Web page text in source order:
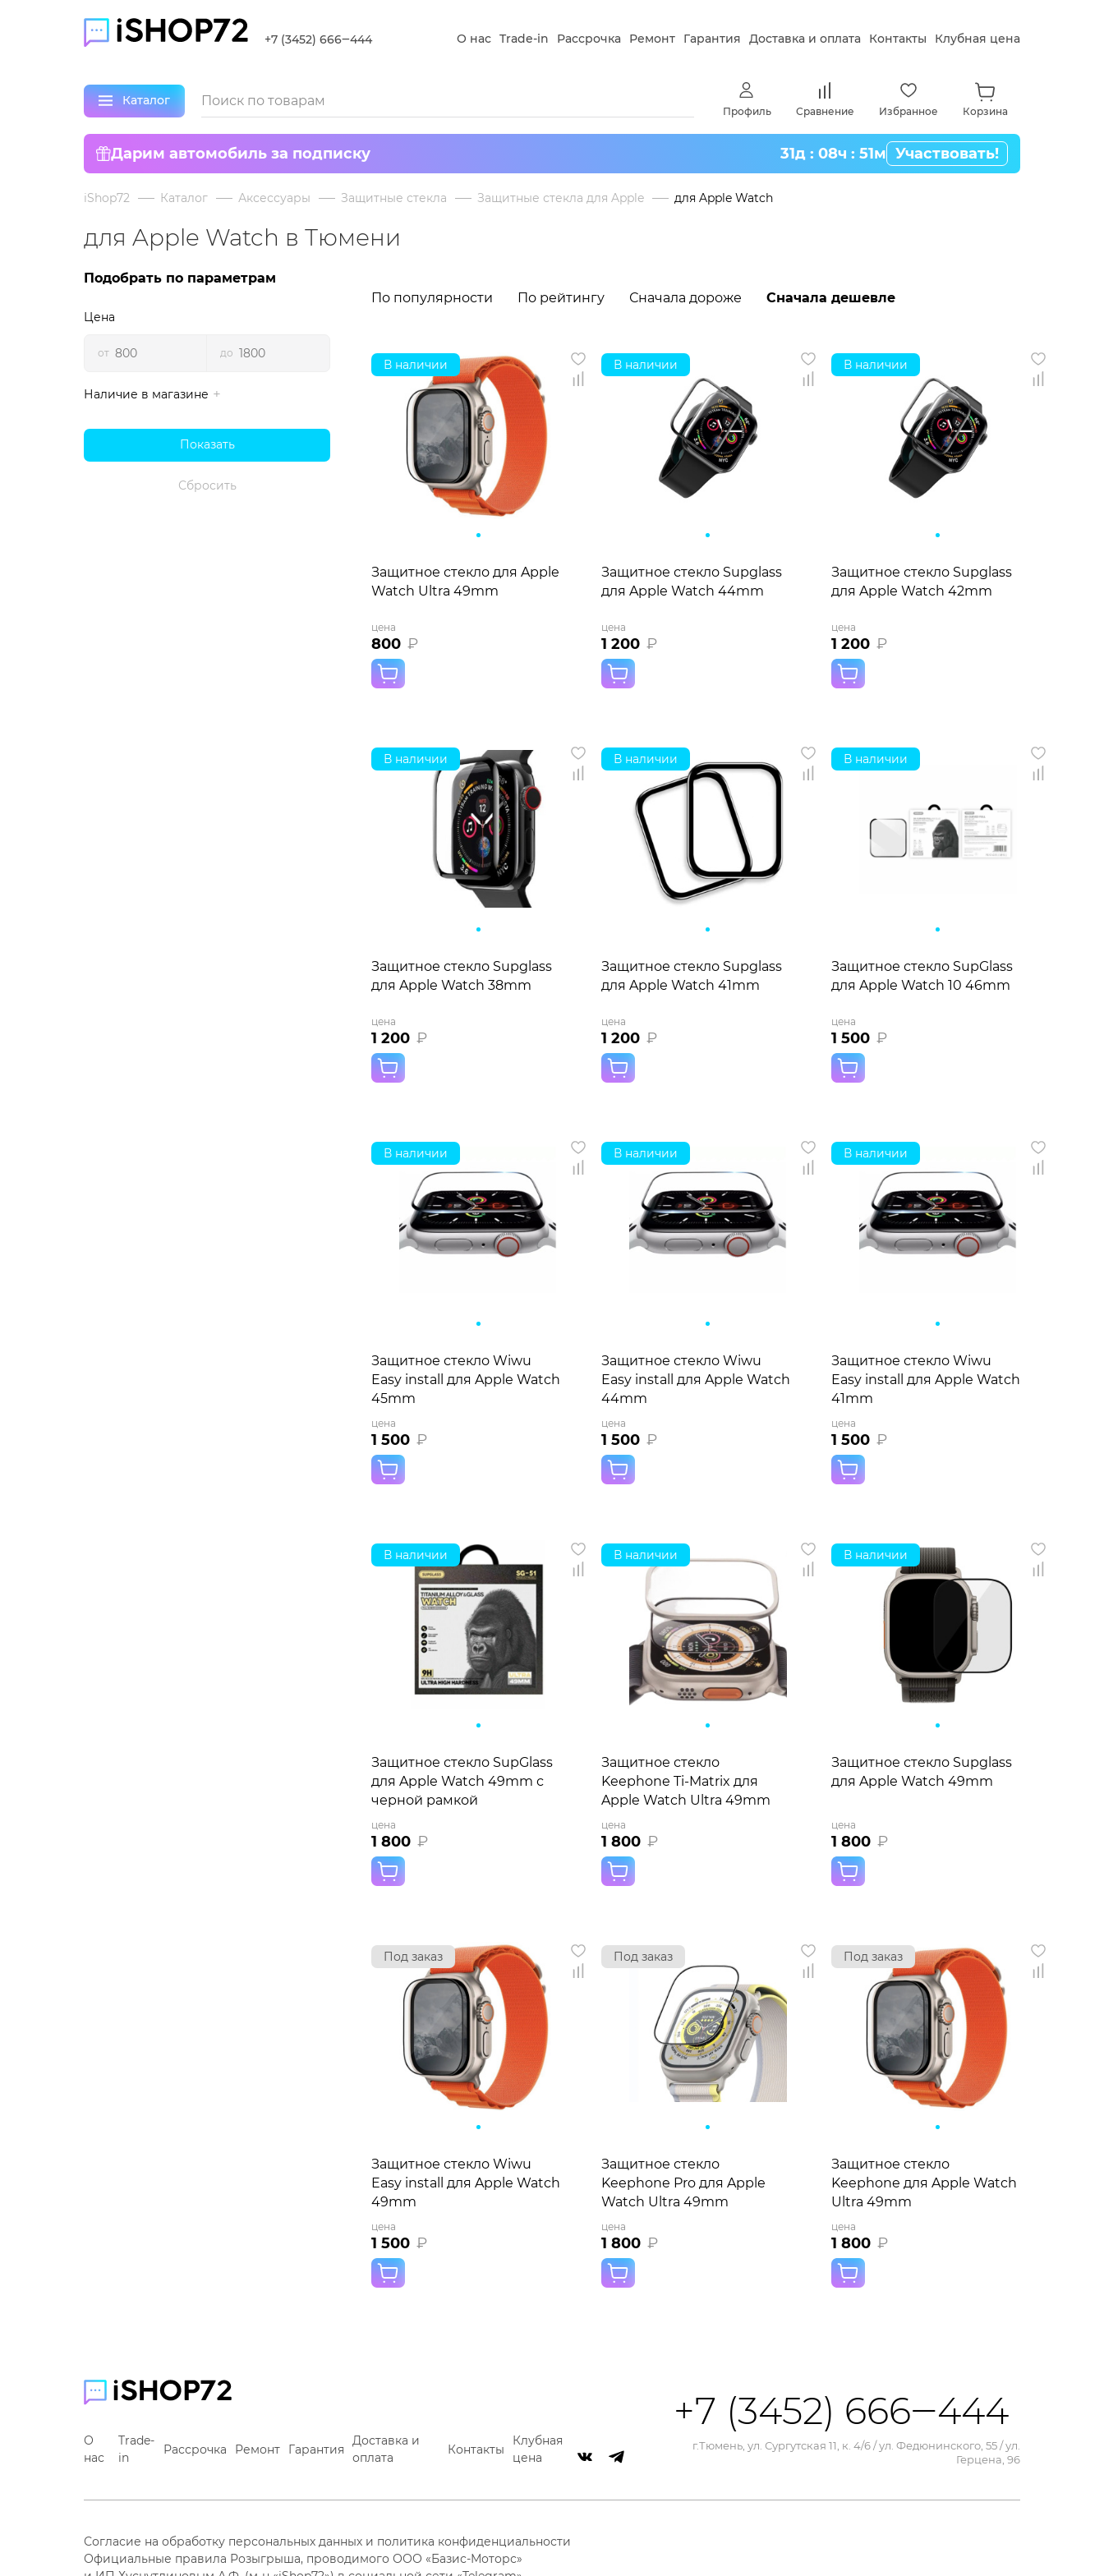
+7 (3452) 666‒444 О нас Trade-in Рассрочка Ремонт Гарантия Доставка и оплата Контакты Клубная цена
Каталог
Профиль Сравнение Избранное Корзина
Дарим автомобиль за подписку 31д : 08ч : 51м Участвовать!
iShop72 Каталог Аксессуары Защитные стекла Защитные стекла для Apple для Apple Watch
для Apple Watch в Тюмени
Подобрать по параметрам
Цена
от до
Наличие в магазине
По популярности По рейтингу Сначала дороже Сначала дешевле
В наличии
Защитное стекло для Apple
Watch Ultra 49mm
цена
800 ₽
В наличии
Защитное стекло Supglass
для Apple Watch 44mm
цена
1 200 ₽
В наличии
Защитное стекло Supglass
для Apple Watch 42mm
цена
1 200 ₽
В наличии
Защитное стекло Supglass
для Apple Watch 38mm
цена
1 200 ₽
В наличии
Защитное стекло Supglass
для Apple Watch 41mm
цена
1 200 ₽
В наличии
Защитное стекло SupGlass
для Apple Watch 10 46mm
цена
1 500 ₽
В наличии
Защитное стекло Wiwu
Easy install для Apple Watch
45mm
цена
1 500 ₽
В наличии
Защитное стекло Wiwu
Easy install для Apple Watch
44mm
цена
1 500 ₽
В наличии
Защитное стекло Wiwu
Easy install для Apple Watch
41mm
цена
1 500 ₽
В наличии
Защитное стекло SupGlass
для Apple Watch 49mm с
черной рамкой
цена
1 800 ₽
В наличии
Защитное стекло
Keephone Ti-Matrix для
Apple Watch Ultra 49mm
цена
1 800 ₽
В наличии
Защитное стекло Supglass
для Apple Watch 49mm
цена
1 800 ₽
Под заказ
Защитное стекло Wiwu
Easy install для Apple Watch
49mm
цена
1 500 ₽
Под заказ
Защитное стекло
Keephone Pro для Apple
Watch Ultra 49mm
цена
1 800 ₽
Под заказ
Защитное стекло
Keephone для Apple Watch
Ultra 49mm
цена
1 800 ₽
О
нас
Trade-
in
Рассрочка Ремонт Гарантия
Доставка и
оплата
Контакты
Клубная
цена
+7 (3452) 666‒444
г.Тюмень, ул. Сургутская 11, к. 4/6 / ул. Федюнинского, 55 / ул.
Герцена, 96
Согласие на обработку персональных данных и политика конфиденциальности
Официальные правила Розыгрыша, проводимого ООО «Базис-Моторс»